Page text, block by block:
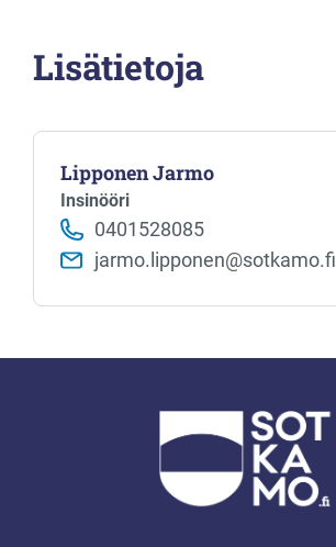
Lisätietoja
Lipponen Jarmo
Insinööri
0401528085
jarmo.lipponen@sotkamo.fi